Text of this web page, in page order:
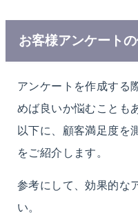
お客様アンケート
アンケートを作成する
めば良いか悩むことも
以下に、顧客満足度を
をご紹介します。
参考にして、効果的な
い。